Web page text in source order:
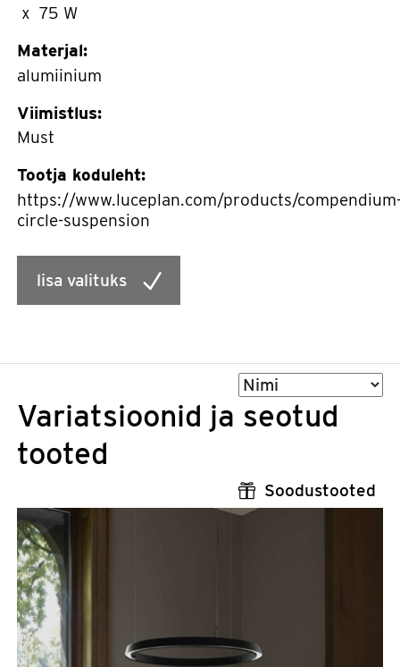
x 75 W
Materjal:
alumiinium
Viimistlus:
Must
Tootja koduleht:
https://www.luceplan.com/products/
circle-suspension
lisa valituks
Sorteeri
Variatsioonid ja seotud
tooted
Soodustooted